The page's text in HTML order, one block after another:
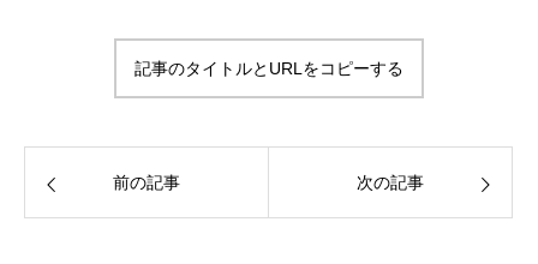
イター メンタル士心理カウンセラー・ア
ンガーカウンセラー 漢検2級・図書館司
書・HSS型HSP気質・INFJ-T-O-C（外殻
字中毒
記事のタイトルとURLをコピーする
前の記事 次の記事